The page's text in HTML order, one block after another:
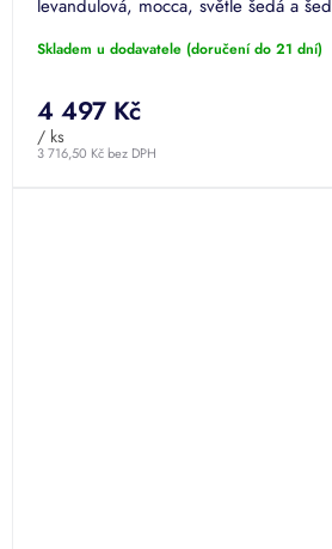
levandulová, mocca, světle šedá a
Skladem u dodavatele (doručení do 21 dní)
3 716,50 Kč bez DPH
4 497 Kč
/ ks